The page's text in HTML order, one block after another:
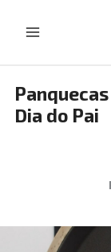
Dia do Pai